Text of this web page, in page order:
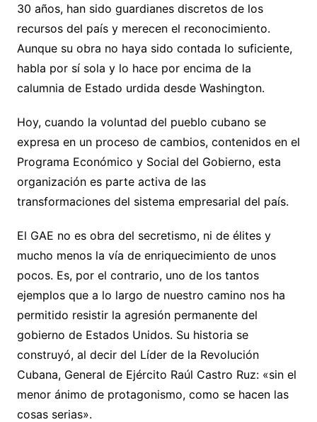
30 años, han sido guardianes discretos de los
recursos del país y merecen el reconocimiento.
Aunque su obra no haya sido contada lo suficiente,
habla por sí sola y lo hace por encima de la
calumnia de Estado urdida desde Washington.
Hoy, cuando la voluntad del pueblo cubano se
expresa en un proceso de cambios, contenidos en el
Programa Económico y Social del Gobierno, esta
organización es parte activa de las
transformaciones del sistema empresarial del país.
El GAE no es obra del secretismo, ni de élites y
mucho menos la vía de enriquecimiento de unos
pocos. Es, por el contrario, uno de los tantos
ejemplos que a lo largo de nuestro camino nos ha
permitido resistir la agresión permanente del
gobierno de Estados Unidos. Su historia se
construyó, al decir del Líder de la Revolución
Cubana, General de Ejército Raúl Castro Ruz: «sin el
menor ánimo de protagonismo, como se hacen las
cosas serias».